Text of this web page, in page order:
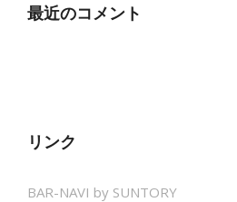
最近のコメント
リンク
BAR-NAVI by SUNTORY